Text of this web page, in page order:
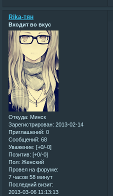
Rika-тян
Входит во вкус
Откуда: Минск
Зарегистрирован: 2013-02-14
Приглашений: 0
Сообщений: 68
Уважение: [+0/-0]
Позитив: [+0/-0]
Пол: Женский
Провел на форуме:
7 часов 58 минут
Последний визит:
2013-03-06 11:13:13